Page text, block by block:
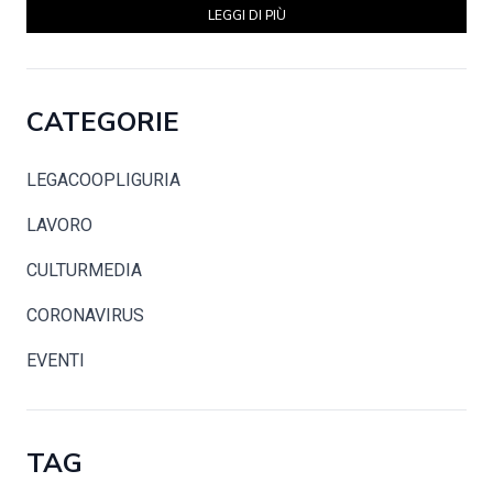
LEGGI DI PIÙ
CATEGORIE
LEGACOOPLIGURIA
LAVORO
CULTURMEDIA
CORONAVIRUS
EVENTI
TAG